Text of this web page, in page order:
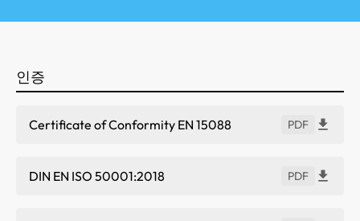
인증
Certificate of Conformity EN 15088 PDF
DIN EN ISO 50001:2018 PDF